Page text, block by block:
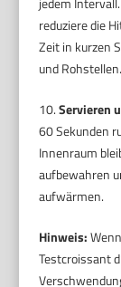
reduziere die
Zeit in kurzen
und Rohstellen.
10.Servieren
60 Sekunden
Innenraum
aufbewahren
aufwärmen.
Hinweis:
Testcroissant